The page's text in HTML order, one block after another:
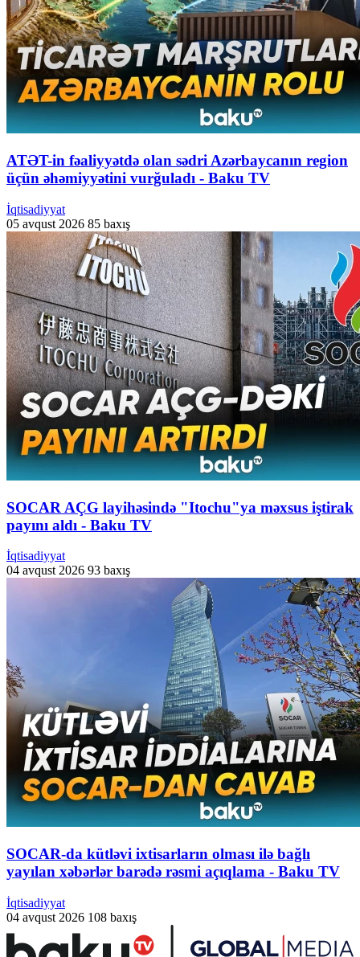
ATƏT-in fəaliyyətdə olan sədri Azərbaycanın region
üçün əhəmiyyətini vurğuladı - Baku TV
İqtisadiyyat
05 avqust 2026 85 baxış
SOCAR AÇG layihəsində "Itochu"ya məxsus iştirak
payını aldı - Baku TV
İqtisadiyyat
04 avqust 2026 93 baxış
SOCAR-da kütləvi ixtisarların olması ilə bağlı
yayılan xəbərlər barədə rəsmi açıqlama - Baku TV
İqtisadiyyat
04 avqust 2026 108 baxış